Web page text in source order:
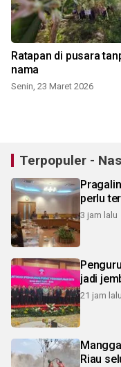
Ratapan di pusara
nama
Senin, 23 Maret 2026
Terpopuler -
perlu
3 jam lalu
jadi
21 jam lalu
Riau